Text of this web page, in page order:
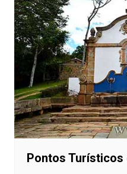
Pontos Turísticos